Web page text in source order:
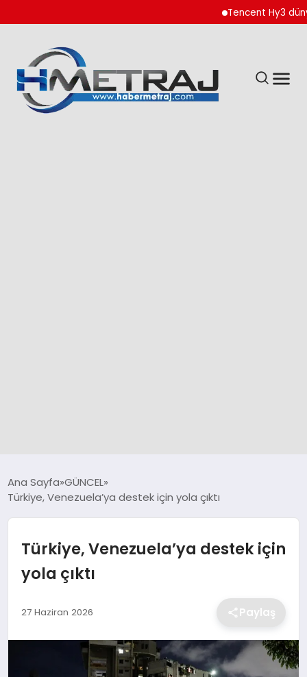
Tencent Hy3 dünya
DÜNYA
EKONOMİ
Ana Sayfa GÜNCEL
Türkiye, Venezuela’ya destek için yola çıktı
Türkiye, Venezuela’ya destek için
yola çıktı
27 Haziran 2026 Paylaş